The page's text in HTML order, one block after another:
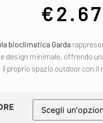
€
bioclimatica Garda
design minimale, offrendo
il proprio spazio outdoor con